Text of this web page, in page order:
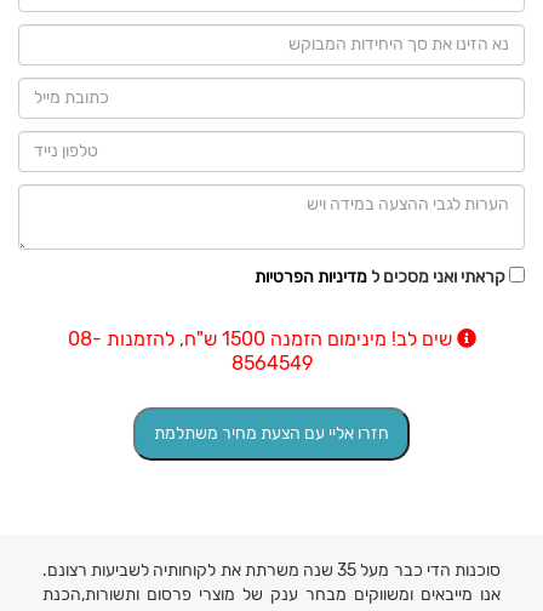
קראתי ואני מסכים למדיניות הפרטיות
שים לב! מינימום הזמנה 1500 ש"ח, להזמנות 08-
8564549
סוכנות הדי כבר מעל 35 שנה משרתת את לקוחותיה לשביעות רצונם.
אנו מייבאים ומשווקים מבחר ענק של מוצרי פרסום ותשורות,הכנת